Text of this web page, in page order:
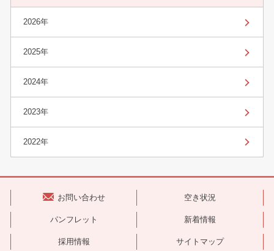
2026年
2025年
2024年
2023年
2022年
お問い合わせ 空き状況
パンフレット 新着情報
採用情報 サイトマップ